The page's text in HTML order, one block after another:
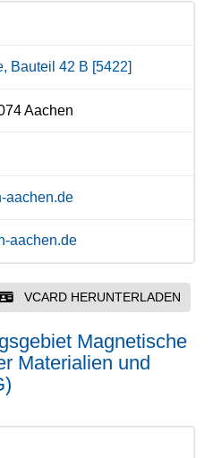
Bauteil 42 B [5422]
Aachen
aachen.de
aachen.de
VCARD HERUNTERLADEN
Magnetische
Materialien und